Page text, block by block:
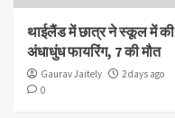
थाईलैंड में छात्र ने स्कूल में की
अंधाधुंध फायरिंग, 7 की मौत
Gaurav Jaitely
2 days ago
0